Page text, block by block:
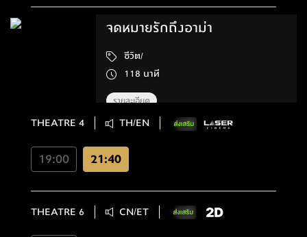
จดหมายรักถึงอาม่า
ชีวิต/
118 นาที
รายละเอียด
THEATRE 4 TH/EN
19:00 21:40
THEATRE 6 CN/ET